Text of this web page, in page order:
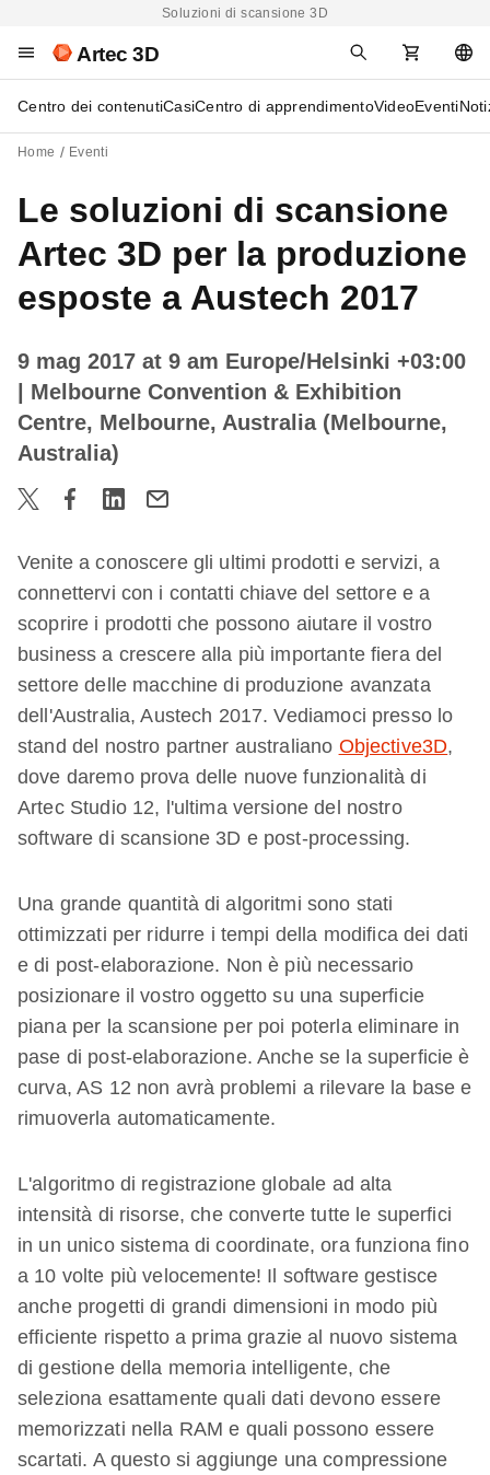
Soluzioni di scansione 3D
Artec 3D
Centro dei contenutiCasiCentro di apprendimentoVideoEventi
Home Eventi
Le soluzioni di scansione
Artec 3D per la produzione
esposte a Austech 2017
9 mag 2017 at 9 am Europe/Helsinki +03:00
| Melbourne Convention & Exhibition
Centre, Melbourne, Australia (Melbourne,
Australia)
Venite a conoscere gli ultimi prodotti e servizi, a
connettervi con i contatti chiave del settore e a
scoprire i prodotti che possono aiutare il vostro
business a crescere alla più importante fiera del
settore delle macchine di produzione avanzata
dell'Australia, Austech 2017. Vediamoci presso lo
stand del nostro partner australiano Objective3D,
dove daremo prova delle nuove funzionalità di
Artec Studio 12, l'ultima versione del nostro
software di scansione 3D e post-processing.
Una grande quantità di algoritmi sono stati
ottimizzati per ridurre i tempi della modifica dei dati
e di post-elaborazione. Non è più necessario
posizionare il vostro oggetto su una superficie
piana per la scansione per poi poterla eliminare in
pase di post-elaborazione. Anche se la superficie è
curva, AS 12 non avrà problemi a rilevare la base e
rimuoverla automaticamente.
L'algoritmo di registrazione globale ad alta
intensità di risorse, che converte tutte le superfici
in un unico sistema di coordinate, ora funziona fino
a 10 volte più velocemente! Il software gestisce
anche progetti di grandi dimensioni in modo più
efficiente rispetto a prima grazie al nuovo sistema
di gestione della memoria intelligente, che
seleziona esattamente quali dati devono essere
memorizzati nella RAM e quali possono essere
scartati. A questo si aggiunge una compressione